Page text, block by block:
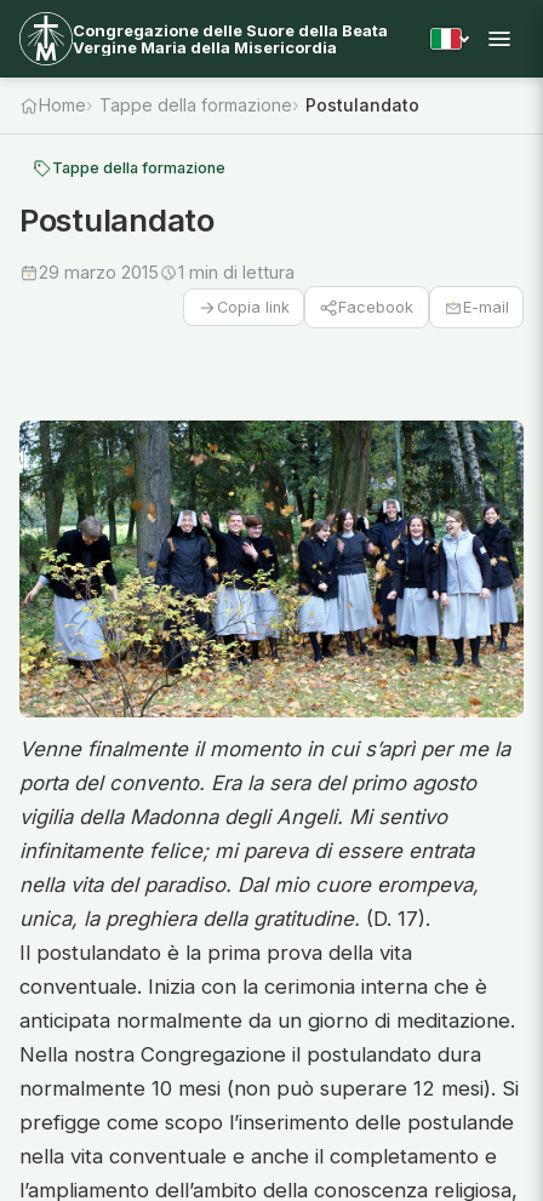
Congregazione delle Suore della Beata
Vergine Maria della Misericordia
Home Tappe della formazione Postulandato
Tappe della formazione
Postulandato
29 marzo 2015 1 min di lettura
Copia link Facebook E-mail
Venne finalmente il momento in cui s’aprì per me la
porta del convento. Era la sera del primo agosto
vigilia della Madonna degli Angeli. Mi sentivo
infinitamente felice; mi pareva di essere entrata
nella vita del paradiso. Dal mio cuore erompeva,
unica, la preghiera della gratitudine. (D. 17).
Il postulandato è la prima prova della vita
conventuale. Inizia con la cerimonia interna che è
anticipata normalmente da un giorno di meditazione.
Nella nostra Congregazione il postulandato dura
normalmente 10 mesi (non può superare 12 mesi). Si
prefigge come scopo l’inserimento delle postulande
nella vita conventuale e anche il completamento e
l’ampliamento dell’ambito della conoscenza religiosa,